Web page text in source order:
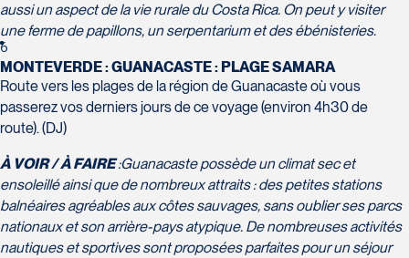
aussi un aspect de la vie rurale du Costa Rica. On peut y visiter
une ferme de papillons, un serpentarium et des ébénisteries.
6
MONTEVERDE : GUANACASTE : PLAGE SAMARA
Route vers les plages de la région de Guanacaste où vous
passerez vos derniers jours de ce voyage (environ 4h30 de
route). (DJ)
À VOIR / À FAIRE:Guanacaste possède un climat sec et
ensoleillé ainsi que de nombreux attraits : des petites stations
balnéaires agréables aux côtes sauvages, sans oublier ses parcs
nationaux et son arrière-pays atypique. De nombreuses activités
nautiques et sportives sont proposées parfaites pour un séjour
2152 Boulevard Lapinière - Suite 104
J4W 1L9
G1V 4K5
Tél :418-653-1882 / 1-800-640-1882
Voyages Paradis
2500 rue Beaurevoir, local 340
Québec
G2C 0M4
Tél :418-659-6650